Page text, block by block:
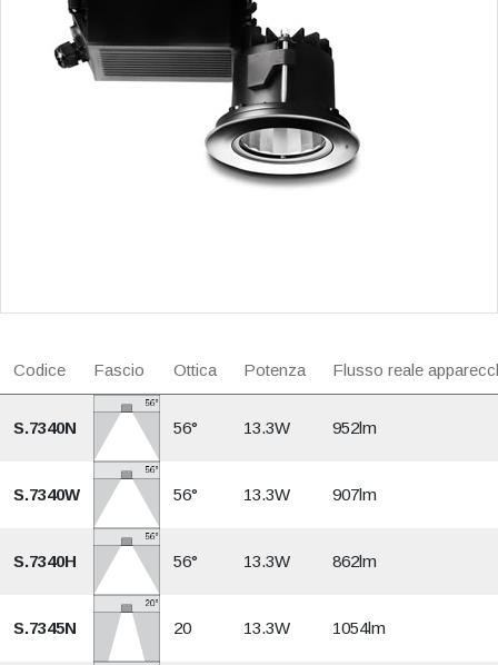
Codice Fascio Ottica Potenza Flusso reale
S.7340N 56° 13.3W 952lm
S.7340W 56° 13.3W 907lm
S.7340H 56° 13.3W 862lm
S.7345N 20 13.3W 1054lm